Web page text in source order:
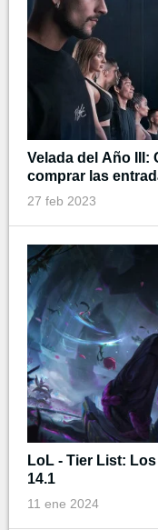
Velada del Año III:
comprar las
27 feb 2023
LoL - Tier List:
14.1
11 ene 2024